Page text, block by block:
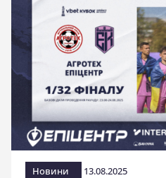
Новини 13.08.2025